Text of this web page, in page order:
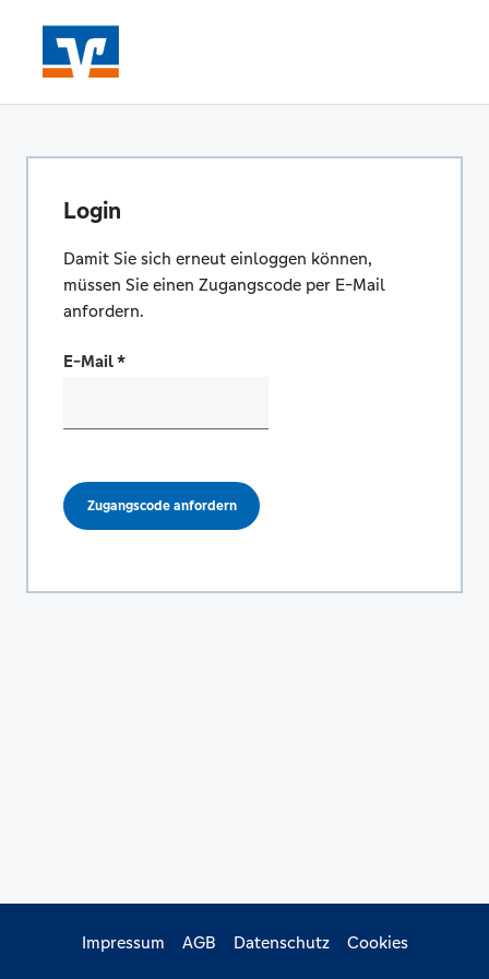
Login
Damit Sie sich erneut einloggen können,
müssen Sie einen Zugangscode per E-Mail
anfordern.
E-Mail*
Zugangscode anfordern
Impressum AGB Datenschutz Cookies